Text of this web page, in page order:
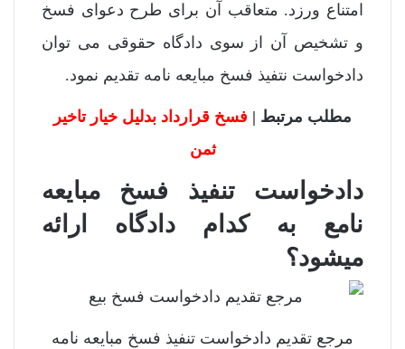
امتناع ورزد. متعاقب آن برای طرح دعوای فسخ
و تشخیص آن از سوی دادگاه حقوقی می توان
دادخواست نتفیذ فسخ مبایعه نامه تقدیم نمود.
مطلب مرتبط | فسخ قرارداد بدلیل خیار تاخیر
ثمن
دادخواست تنفیذ فسخ مبایعه
نامع به کدام دادگاه ارائه
میشود؟
مرجع تقدیم دادخواست تنفیذ فسخ مبایعه نامه